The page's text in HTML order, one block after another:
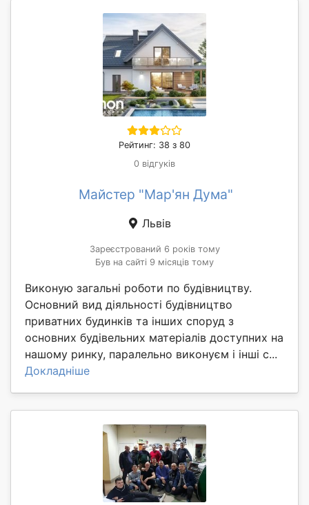
Рейтинг: 38 з 80
0 відгуків
Майстер "Мар'ян Дума"
Львів
Зареєстрований 6 років тому
Був на сайті 9 місяців тому
Виконую загальні роботи по будівництву.
Основний вид діяльності будівництво
приватних будинків та інших споруд з
основних будівельних матеріалів доступних на
нашому ринку, паралельно виконуєм і інші с...
Докладніше